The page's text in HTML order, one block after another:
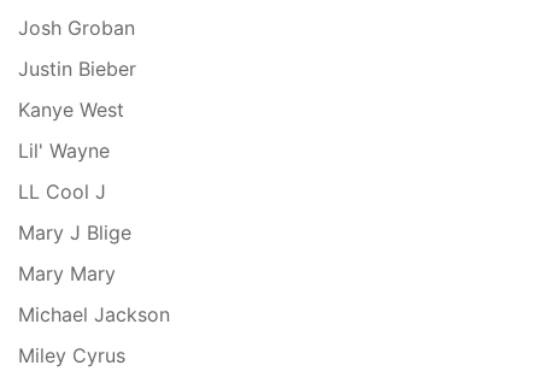
Josh Groban
Justin Bieber
Kanye West
Lil' Wayne
LL Cool J
Mary J Blige
Mary Mary
Michael Jackson
Miley Cyrus